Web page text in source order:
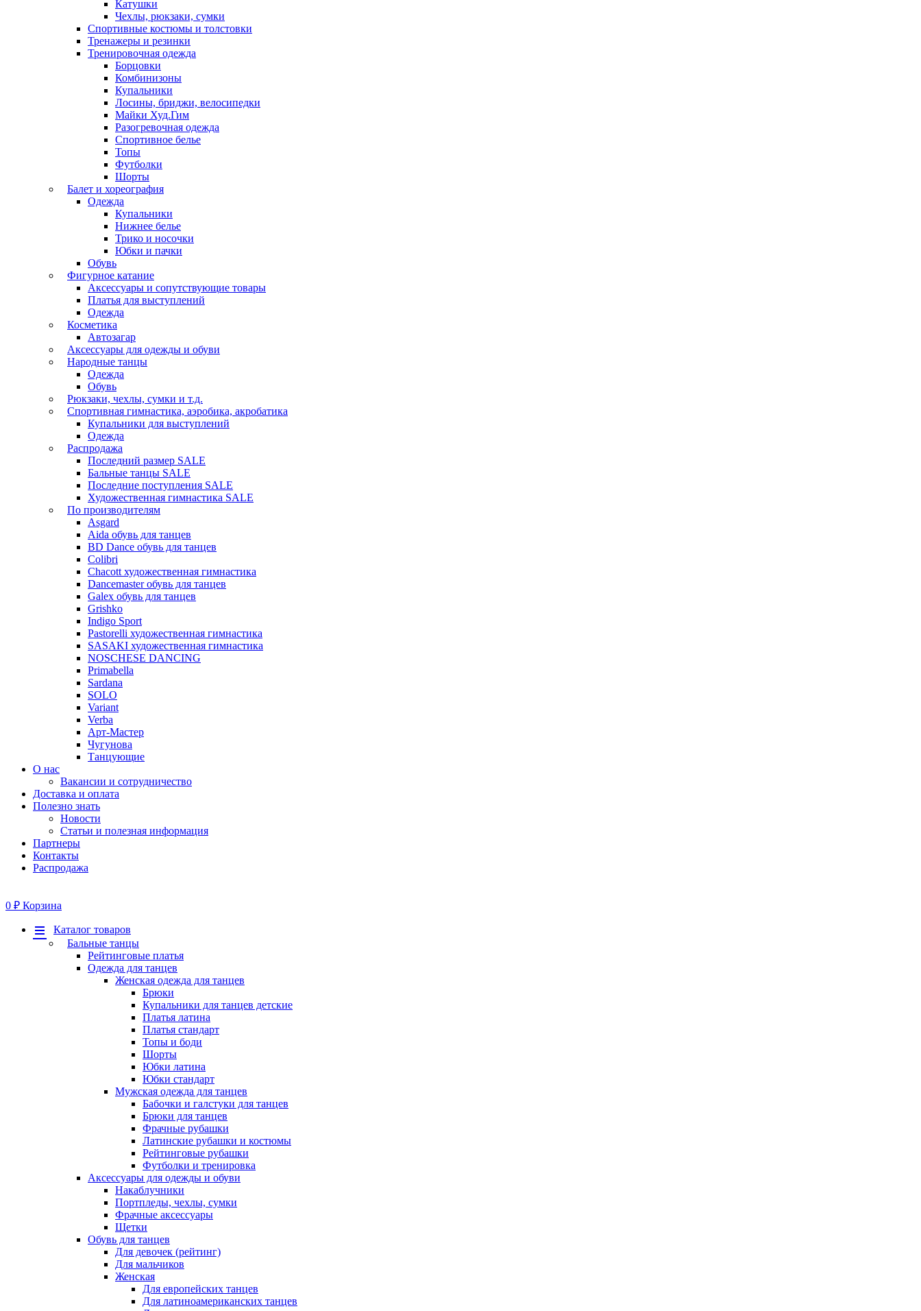
Катушки
Чехлы, рюкзаки, сумки
Спортивные костюмы и толстовки
Тренажеры и резинки
Тренировочная одежда
Борцовки
Комбинизоны
Купальники
Лосины, бриджи, велосипедки
Майки Худ.Гим
Разогревочная одежда
Спортивное белье
Топы
Футболки
Шорты
Балет и хореография
Одежда
Купальники
Нижнее белье
Трико и носочки
Юбки и пачки
Обувь
Фигурное катание
Аксессуары и сопутствующие товары
Платья для выступлений
Одежда
Косметика
Автозагар
Аксессуары для одежды и обуви
Народные танцы
Одежда
Обувь
Рюкзаки, чехлы, сумки и т.д.
Спортивная гимнастика, аэробика, акробатика
Купальники для выступлений
Одежда
Распродажа
Последний размер SALE
Бальные танцы SALE
Последние поступления SALE
Художественная гимнастика SALE
По производителям
Asgard
Аida обувь для танцев
BD Dance обувь для танцев
Colibri
Chacott художественная гимнастика
Dancemaster обувь для танцев
Galex обувь для танцев
Grishko
Indigo Sport
Pastorelli художественная гимнастика
SASAKI художественная гимнастика
NOSCHESE DANCING
Primabella
Sardana
SOLO
Variant
Verba
Арт-Мастер
Чугунова
Танцующие
О нас
Вакансии и сотрудничество
Доставка и оплата
Полезно знать
Новости
Статьи и полезная информация
Партнеры
Контакты
Распродажа
0 ₽ Корзина
Меню
Каталог товаров
Бальные танцы
Рейтинговые платья
Одежда для танцев
Женская одежда для танцев
Брюки
Купальники для танцев детские
Платья латина
Платья стандарт
Топы и боди
Шорты
Юбки латина
Юбки стандарт
Мужская одежда для танцев
Бабочки и галстуки для танцев
Брюки для танцев
Фрачные рубашки
Латинские рубашки и костюмы
Рейтинговые рубашки
Футболки и тренировка
Аксессуары для одежды и обуви
Накаблучники
Портпледы, чехлы, сумки
Фрачные аксессуары
Щетки
Обувь для танцев
Для девочек (рейтинг)
Для мальчиков
Женская
Для европейских танцев
Для латиноамериканских танцев